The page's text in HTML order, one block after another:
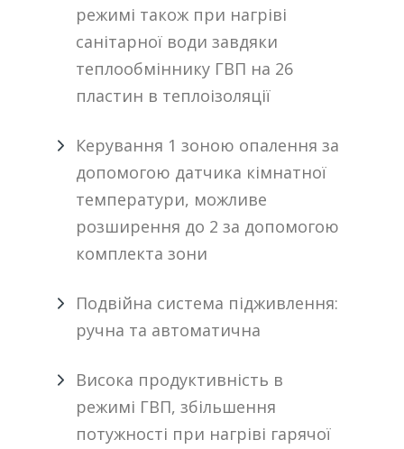
режимі також при нагріві
санітарної води завдяки
теплообміннику ГВП на 26
пластин в теплоізоляції
Керування 1 зоною опалення за
допомогою датчика кімнатної
температури, можливе
розширення до 2 за допомогою
комплекта зони
Подвійна система підживлення:
ручна та автоматична
Висока продуктивність в
режимі ГВП, збільшення
потужності при нагріві гарячої